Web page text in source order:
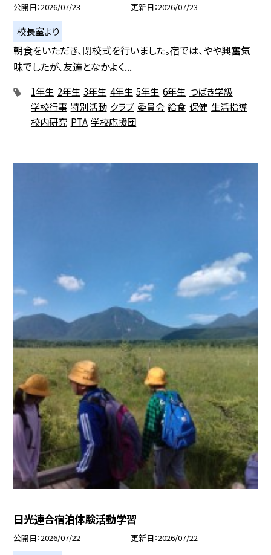
公開日 2026/07/23 更新日 2026/07/23
校長室より
朝食をいただき、閉校式を行いました。宿では、やや興奮気
味でしたが、友達となかよく...
1年生 2年生 3年生 4年生 5年生 6年生 つばき学級
学校行事 特別活動 クラブ 委員会 給食 保健 生活指導
校内研究 PTA 学校応援団
日光連合宿泊体験活動学習
公開日 2026/07/22 更新日 2026/07/22